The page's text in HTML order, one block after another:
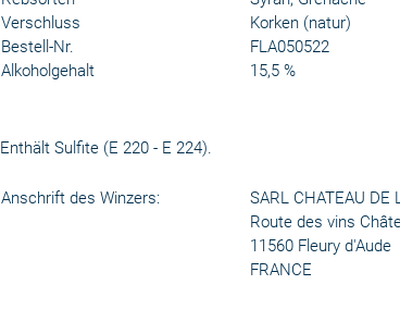
Verschluss
Korken (natur)
Bestell-Nr.
FLA050522
Alkoholgehalt
15,5 %
Enthält Sulfite (E 220 - E 224).
Anschrift des Winzers:
SARL CHATEAU DE
Route des vins
11560 Fleury d'Aude
FRANCE